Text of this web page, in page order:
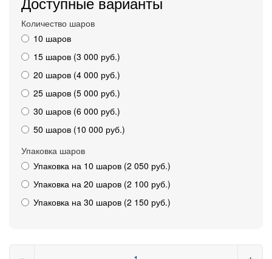
Количество шаров
10 шаров
15 шаров (3 000 руб.)
20 шаров (4 000 руб.)
25 шаров (5 000 руб.)
30 шаров (6 000 руб.)
50 шаров (10 000 руб.)
Упаковка шаров
Упаковка на 10 шаров (2 050 руб.)
Упаковка на 20 шаров (2 100 руб.)
Упаковка на 30 шаров (2 150 руб.)